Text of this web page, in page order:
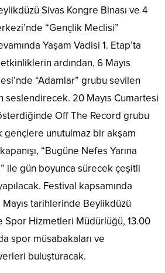
Sivas Kongre Binası ve 4
“Gençlik Meclisi”
Yaşam Vadisi 1. Etap’ta
ardından, 6 Mayıs
“Adamlar” grubu sevilen
seslendirecek. 20 Mayıs Cumartesi
Off The Record grubu
gençlere unutulmaz bir akşam
“Bugüne Nefes Yarına
ile gün boyunca sürecek çeşitli
Festival kapsamında
Mayıs tarihlerinde Beylikdüzü
Spor Hizmetleri Müdürlüğü, 13.00
spor müsabakaları ve
buluşturacak.